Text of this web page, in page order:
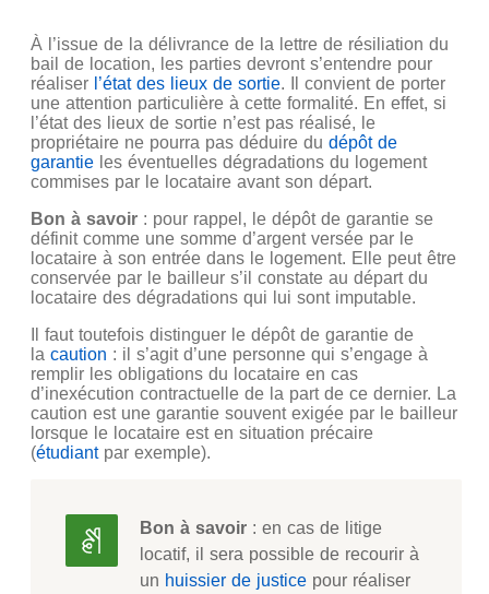
À l’issue de la délivrance de la lettre de résiliation du
bail de location, les parties devront s’entendre pour
réaliser l’état des lieux de sortie. Il convient de porter
une attention particulière à cette formalité. En effet, si
l’état des lieux de sortie n’est pas réalisé, le
propriétaire ne pourra pas déduire du dépôt de
garantieles éventuelles dégradations du logement
commises par le locataire avant son départ.
Bon à savoir: pour rappel, le dépôt de garantie se
définit comme une somme d’argent versée par le
locataire à son entrée dans le logement. Elle peut être
conservée par le bailleur s’il constate au départ du
locataire des dégradations qui lui sont imputable.
Il faut toutefois distinguer le dépôt de garantie de
la caution : il s’agit d’une personne qui s’engage à
remplir les obligations du locataire en cas
d’inexécution contractuelle de la part de ce dernier. La
caution est une garantie souvent exigée par le bailleur
lorsque le locataire est en situation précaire
(étudiantpar exemple).
Bon à savoir: en cas de litige
locatif, il sera possible de recourir à
un huissier de justicepour réaliser